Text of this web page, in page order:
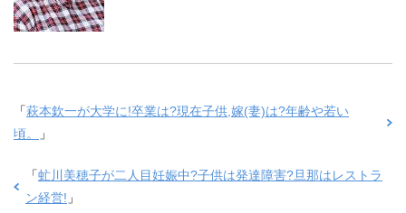
「萩本欽一が大学に!卒業は?現在子供,嫁(妻)は?年齢や若い
頃。
」
「虻川美穂子が二人目妊娠中?子供は発達障害?旦那はレストラ
ン経営! 」